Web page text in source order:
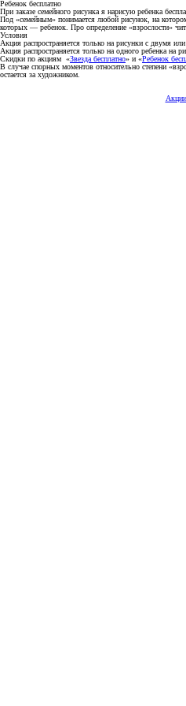
Ребенок бесплатно
При заказе семейного рисунка я нарисую ребенка
Под «семейным» понимается любой рисунок, на
которых — ребенок. Про определение «взрослости»
Условия
Акция распространяется только на рисунки с двумя
Акция распространяется только на одного ребенка на
Скидки по акциям «Звезда бесплатно» и «Ребенок
В случае спорных моментов относительно степени
остается за художником.
Акции